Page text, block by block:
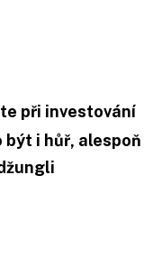
při investování
být i hůř, alespoň